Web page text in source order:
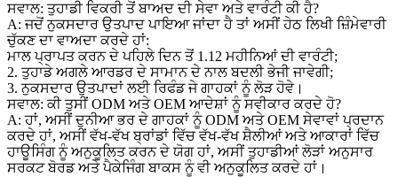
ਸਵਾਲ: ਤੁਹਾਡੀ ਵਿਕਰੀ ਤੋਂ ਬਾਅਦ ਦੀ ਸੇਵਾ ਅਤੇ ਵਾਰੰਟੀ ਕੀ ਹੈ?
A: ਜਦੋਂ ਨੁਕਸਦਾਰ ਉਤਪਾਦ ਪਾਇਆ ਜਾਂਦਾ ਹੈ ਤਾਂ ਅਸੀਂ ਹੇਠ ਲਿਖੀ ਜ਼ਿੰਮੇਵਾਰੀ
ਚੁੱਕਣ ਦਾ ਵਾਅਦਾ ਕਰਦੇ ਹਾਂ:
ਮਾਲ ਪ੍ਰਾਪਤ ਕਰਨ ਦੇ ਪਹਿਲੇ ਦਿਨ ਤੋਂ 1.12 ਮਹੀਨਿਆਂ ਦੀ ਵਾਰੰਟੀ;
2. ਤੁਹਾਡੇ ਅਗਲੇ ਆਰਡਰ ਦੇ ਸਾਮਾਨ ਦੇ ਨਾਲ ਬਦਲੀ ਭੇਜੀ ਜਾਵੇਗੀ;
3. ਨੁਕਸਦਾਰ ਉਤਪਾਦਾਂ ਲਈ ਰਿਫੰਡ ਜੇ ਗਾਹਕਾਂ ਨੂੰ ਲੋੜ ਹੋਵੇ।
ਸਵਾਲ: ਕੀ ਤੁਸੀਂ ODM ਅਤੇ OEM ਆਦੇਸ਼ਾਂ ਨੂੰ ਸਵੀਕਾਰ ਕਰਦੇ ਹੋ?
A: ਹਾਂ, ਅਸੀਂ ਦੁਨੀਆ ਭਰ ਦੇ ਗਾਹਕਾਂ ਨੂੰ ODM ਅਤੇ OEM ਸੇਵਾਵਾਂ ਪ੍ਰਦਾਨ
ਕਰਦੇ ਹਾਂ, ਅਸੀਂ ਵੱਖ-ਵੱਖ ਬ੍ਰਾਂਡਾਂ ਵਿੱਚ ਵੱਖ-ਵੱਖ ਸ਼ੈਲੀਆਂ ਅਤੇ ਆਕਾਰਾਂ ਵਿੱਚ
ਹਾਊਸਿੰਗ ਨੂੰ ਅਨੁਕੂਲਿਤ ਕਰਨ ਦੇ ਯੋਗ ਹਾਂ, ਅਸੀਂ ਤੁਹਾਡੀਆਂ ਲੋੜਾਂ ਅਨੁਸਾਰ
ਸਰਕਟ ਬੋਰਡ ਅਤੇ ਪੈਕੇਜਿੰਗ ਬਾਕਸ ਨੂੰ ਵੀ ਅਨੁਕੂਲਿਤ ਕਰਦੇ ਹਾਂ।